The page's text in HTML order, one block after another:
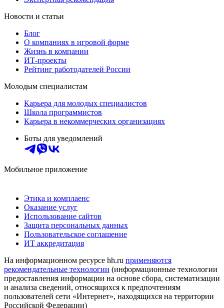
Новости и статьи
Блог
О компаниях в игровой форме
Жизнь в компании
ИТ-проекты
Рейтинг работодателей России
Молодым специалистам
Карьера для молодых специалистов
Школа программистов
Карьера в некоммерческих организациях
Боты для уведомлений
Мобильное приложение
Этика и комплаенс
Оказание услуг
Использование сайтов
Защита персональных данных
Пользовательское соглашение
ИТ аккредитация
На информационном ресурсе hh.ru применяются
рекомендательные технологии (информационные технологии
предоставления информации на основе сбора, систематизации
и анализа сведений, относящихся к предпочтениям
пользователей сети «Интернет», находящихся на территории
Российской Федерации)